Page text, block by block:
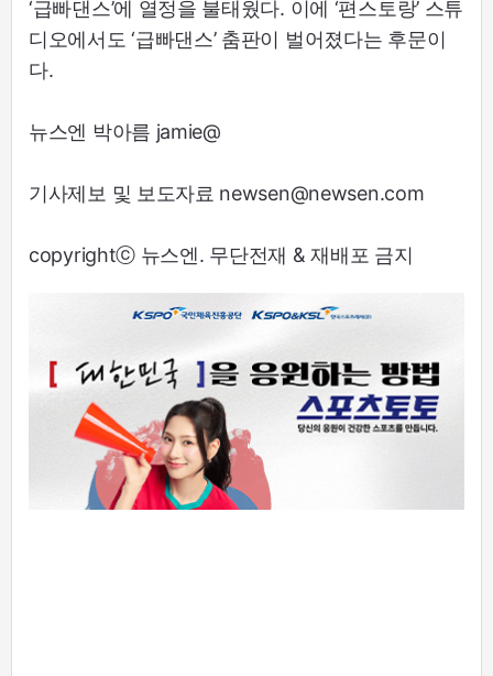
‘급빠댄스’에 열정을 불태웠다. 이에 ‘편스토랑’ 스튜
디오에서도 ‘급빠댄스’ 춤판이 벌어졌다는 후문이
다.
뉴스엔 박아름 jamie@
기사제보 및 보도자료 newsen@newsen.com
copyrightⓒ 뉴스엔. 무단전재 & 재배포 금지